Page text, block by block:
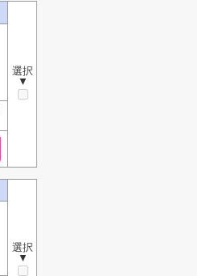
選択
▼
選択
▼